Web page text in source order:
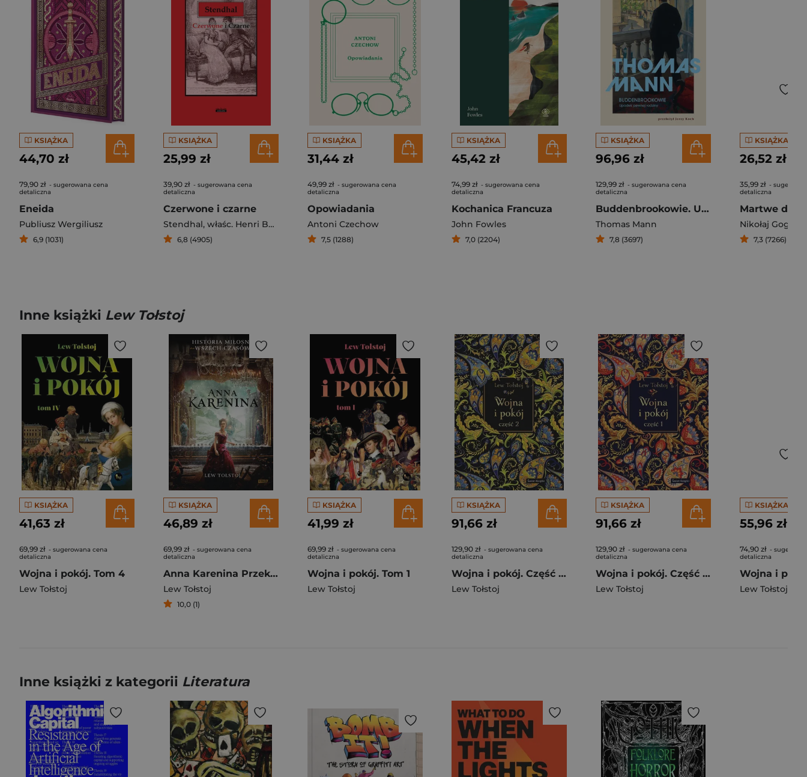
KSIĄŻKA
44,70 zł
79,90 zł - sugerowana cena
detaliczna
Eneida
Publiusz Wergiliusz
6,9 (1031)
KSIĄŻKA
25,99 zł
39,90 zł - sugerowana cena
detaliczna
Czerwone i czarne
Stendhal, właśc. Henri Beyle
6,8 (4905)
KSIĄŻKA
31,44 zł
49,99 zł - sugerowana cena
detaliczna
Opowiadania
Antoni Czechow
7,5 (1288)
KSIĄŻKA
45,42 zł
74,99 zł - sugerowana cena
detaliczna
Kochanica Francuza
John Fowles
7,0 (2204)
KSIĄŻKA
96,96 zł
129,99 zł - sugerowana cena
detaliczna
Buddenbrookowie. Upadek pewnej rodziny
Thomas Mann
7,8 (3697)
KSIĄŻKA
26,52 zł
35,99 zł -
detaliczna
Martwe
Nikołaj Gogol
7,3 (7266)
Inne książki Lew Tołstoj
KSIĄŻKA
41,63 zł
69,99 zł - sugerowana cena
detaliczna
Wojna i pokój. Tom 4
Lew Tołstoj
KSIĄŻKA
46,89 zł
69,99 zł - sugerowana cena
detaliczna
Anna Karenina Przekład Kazimiery Iłłakowiczówny
Lew Tołstoj
10,0 (1)
KSIĄŻKA
41,99 zł
69,99 zł - sugerowana cena
detaliczna
Wojna i pokój. Tom 1
Lew Tołstoj
KSIĄŻKA
91,66 zł
129,90 zł - sugerowana cena
detaliczna
Wojna i pokój. Część 2 (edycja elegancka)
Lew Tołstoj
KSIĄŻKA
91,66 zł
129,90 zł - sugerowana cena
detaliczna
Wojna i pokój. Część 1 (edycja elegancka)
Lew Tołstoj
KSIĄŻKA
55,96 zł
74,90 zł -
detaliczna
Wojna i
Lew Tołstoj
Inne książki z kategorii Literatura